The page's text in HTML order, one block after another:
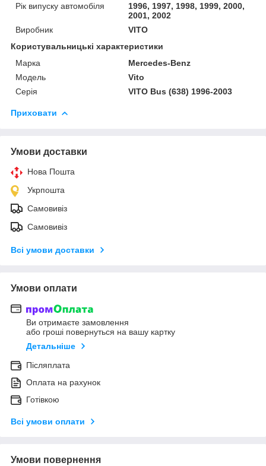
Рік випуску автомобіля
1996, 1997, 1998, 1999, 2000,
2001, 2002
Виробник
VITO
Користувальницькі характеристики
Марка
Mercedes-Benz
Модель
Vito
Серія
VITO Bus (638) 1996-2003
Приховати
Умови доставки
Нова Пошта
Укрпошта
Самовивіз
Самовивіз
Всі умови доставки
Умови оплати
Ви отримаєте замовлення
або гроші повернуться на вашу картку
Детальніше
Післяплата
Оплата на рахунок
Готівкою
Всі умови оплати
Умови повернення